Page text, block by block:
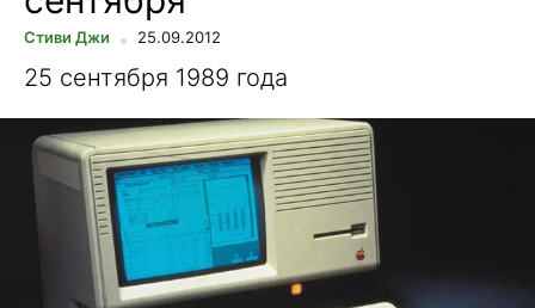
Стиви Джи 25.09.2012
25 сентября 1989 года